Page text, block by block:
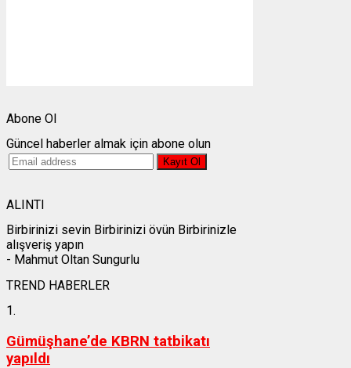
Abone Ol
Güncel haberler almak için abone olun
ALINTI
Birbirinizi sevin Birbirinizi övün Birbirinizle
alışveriş yapın
- Mahmut Oltan Sungurlu
TREND HABERLER
1.
Gümüşhane’de KBRN tatbikatı
yapıldı